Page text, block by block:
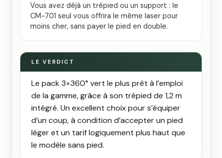
Vous avez déjà un trépied ou un support : le
CM-701 seul vous offrira le même laser pour
moins cher, sans payer le pied en double.
le pack 3×360° vert le plus prêt à l’emploi
de la gamme, grâce à son trépied de 1,2 m
intégré. Un excellent choix pour s’équiper
d’un coup, à condition d’accepter un pied
léger et un tarif logiquement plus haut que
le modèle sans pied.